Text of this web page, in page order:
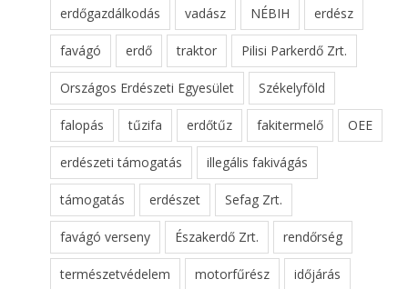
erdőgazdálkodás vadász NÉBIH erdész
favágó erdő traktor Pilisi Parkerdő Zrt.
Országos Erdészeti Egyesület Székelyföld
falopás tűzifa erdőtűz fakitermelő OEE
erdészeti támogatás illegális fakivágás
támogatás erdészet Sefag Zrt.
favágó verseny Északerdő Zrt. rendőrség
természetvédelem motorfűrész időjárás